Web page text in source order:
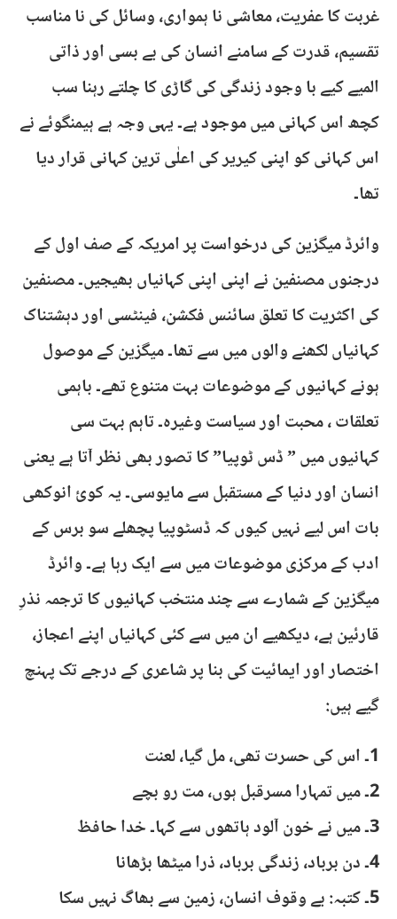
غربت کا عفریت، معاشی نا ہمواری، وسائل کی نا مناسب
تقسیم، قدرت کے سامنے انسان کی بے بسی اور ذاتی
المیے کیے با وجود زندگی کی گاڑی کا چلتے رہنا سب
کچھ اس کہانی میں موجود ہے۔ یہی وجہ ہے ہیمنگوئے نے
اس کہانی کو اپنی کیریر کی اعلٰی ترین کہانی قرار دیا
تھا۔
وائرڈ میگزین کی درخواست پر امریکہ کے صف اول کے
درجنوں مصنفین نے اپنی اپنی کہانیاں بھیجیں۔ مصنفین
کی اکثریت کا تعلق سائنس فکشن، فینٹسی اور دہشتناک
کہانیاں لکھنے والوں میں سے تھا۔ میگزین کے موصول
ہونے کہانیوں کے موضوعات بہت متنوع تھے۔ باہمی
تعلقات ، محبت اور سیاست وغیرہ۔ تاہم بہت سی
کہانیوں میں ” ڈس ٹوپیا” کا تصور بھی نظر آتا ہے یعنی
انسان اور دنیا کے مستقبل سے مایوسی۔ یہ کوئ انوکھی
بات اس لیے نہیں کیوں کہ ڈسٹوپیا پچھلے سو برس کے
ادب کے مرکزی موضوعات میں سے ایک رہا ہے۔ وائرڈ
میگزین کے شمارے سے چند منتخب کہانیوں کا ترجمہ نذرِ
قارئین ہے، دیکھیے ان میں سے کئی کہانیاں اپنے اعجاز،
اختصار اور ایمائیت کی بنا پر شاعری کے درجے تک پہنچ
گیے ہیں:
1۔ اس کی حسرت تھی، مل گیا، لعنت
2۔ میں تمہارا مسرقبل ہوں، مت رو بچے
3۔ میں نے خون آلود ہاتھوں سے کہا۔ خدا حافظ
4۔ دن برباد، زندگی برباد، ذرا میٹھا بڑھانا
5۔ کتبہ: بے وقوف انسان، زمین سے بھاگ نہیں سکا